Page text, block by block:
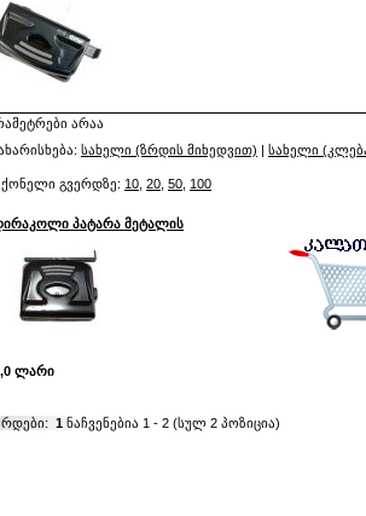
არაა
სახელი (ზრდის მიხედვით) | სახელი
გვერდზე: 10 20 50 100
პატარა მეტალის
ლარი
1 ნაჩვენებია 1 - 2 (სულ 2 პოზიცია)